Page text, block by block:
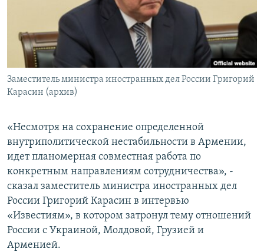
Все сайты Радио Азатутюн
Заместитель министра иностранных дел России Григорий
Карасин (архив)
«Несмотря на сохранение определенной
внутриполитической нестабильности в Армении,
идет планомерная совместная работа по
конкретным направлениям сотрудничества», -
сказал заместитель министра иностранных дел
России Григорий Карасин в интервью
«Известиям», в котором затронул тему отношений
России с Украиной, Молдовой, Грузией и
Арменией.